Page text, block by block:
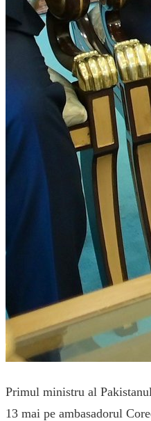
Primul ministru al
13 mai pe ambasadorul